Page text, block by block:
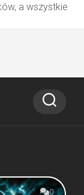
a wszystkie
0